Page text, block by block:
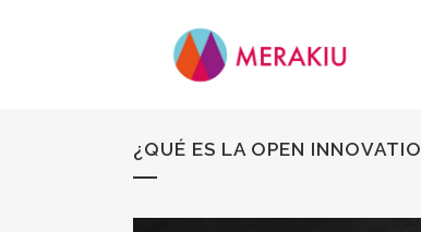
¿QUÉ ES LA OPEN